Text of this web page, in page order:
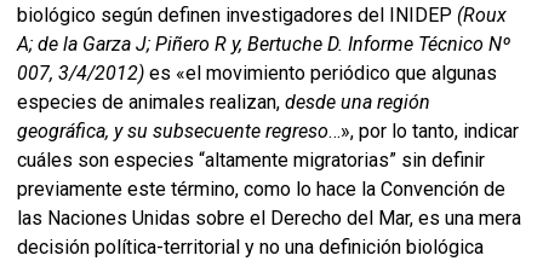
biológico según definen investigadores del INIDEP (Roux
A; de la Garza J; Piñero R y, Bertuche D. Informe Técnico Nº
007, 3/4/2012) es «el movimiento periódico que algunas
especies de animales realizan, desde una región
geográfica, y su subsecuente regreso…», por lo tanto, indicar
cuáles son especies “altamente migratorias” sin definir
previamente este término, como lo hace la Convención de
las Naciones Unidas sobre el Derecho del Mar, es una mera
decisión política-territorial y no una definición biológica